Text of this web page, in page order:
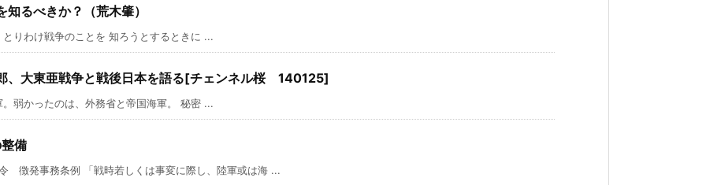
るべきか？（荒木肇）
りわけ戦争のことを 知ろうとするときに ...
、大東亜戦争と戦後日本を語る[チェンネル桜 140125]
弱かったのは、外務省と帝国海軍。 秘密 ...
備
徴発事務条例 「戦時若しくは事変に際し、陸軍或は海 ...